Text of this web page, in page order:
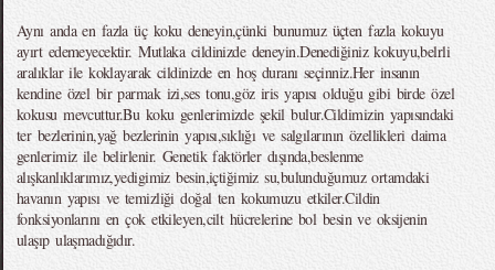
Aynı anda en fazla üç koku deneyin,çünki bunumuz üçten fazla kokuyu
ayırt edemeyecektir. Mutlaka cildinizde deneyin.Denediğiniz kokuyu,belrli
aralıklar ile koklayarak cildinizde en hoş duranı seçinniz.Her insanın
kendine özel bir parmak izi,ses tonu,göz iris yapısı olduğu gibi birde özel
kokusu mevcuttur.Bu koku genlerimizde şekil bulur.Cildimizin yapısındaki
ter bezlerinin,yağ bezlerinin yapısı,sıklığı ve salgılarının özellikleri daima
genlerimiz ile belirlenir. Genetik faktörler dışında,beslenme
alışkanlıklarımız,yedigimiz besin,içtiğimiz su,bulunduğumuz ortamdaki
havanın yapısı ve temizliği doğal ten kokumuzu etkiler.Cildin
fonksiyonlarını en çok etkileyen,cilt hücrelerine bol besin ve oksijenin
ulaşıp ulaşmadığıdır.